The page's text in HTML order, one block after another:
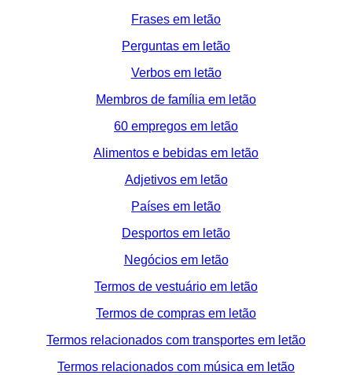
Frases em letão
Perguntas em letão
Verbos em letão
Membros de família em letão
60 empregos em letão
Alimentos e bebidas em letão
Adjetivos em letão
Países em letão
Desportos em letão
Negócios em letão
Termos de vestuário em letão
Termos de compras em letão
Termos relacionados com transportes em letão
Termos relacionados com música em letão